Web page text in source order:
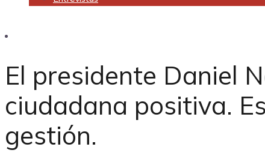
El presidente Daniel
ciudadana positiva.
gestión.